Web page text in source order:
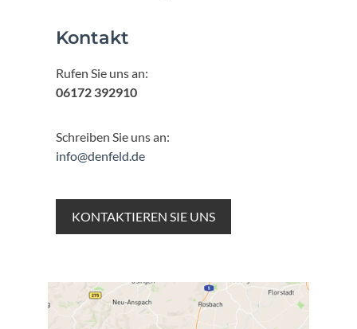
Kontakt
Rufen Sie uns an:
06172 392910
Schreiben Sie uns an:
info@denfeld.de
KONTAKTIEREN SIE UNS